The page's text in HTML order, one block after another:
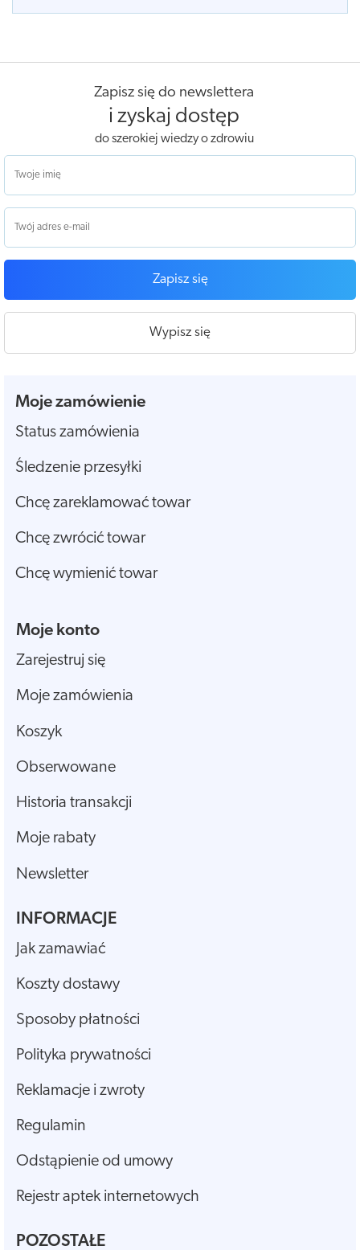
Zapisz się do newslettera
i zyskaj dostęp
do szerokiej wiedzy o zdrowiu
Zapisz się
Wypisz się
Moje zamówienie
Status zamówienia
Śledzenie przesyłki
Chcę zareklamować towar
Chcę zwrócić towar
Chcę wymienić towar
Moje konto
Zarejestruj się
Moje zamówienia
Koszyk
Obserwowane
Historia transakcji
Moje rabaty
Newsletter
INFORMACJE
Jak zamawiać
Koszty dostawy
Sposoby płatności
Polityka prywatności
Reklamacje i zwroty
Regulamin
Odstąpienie od umowy
Rejestr aptek internetowych
POZOSTAŁE